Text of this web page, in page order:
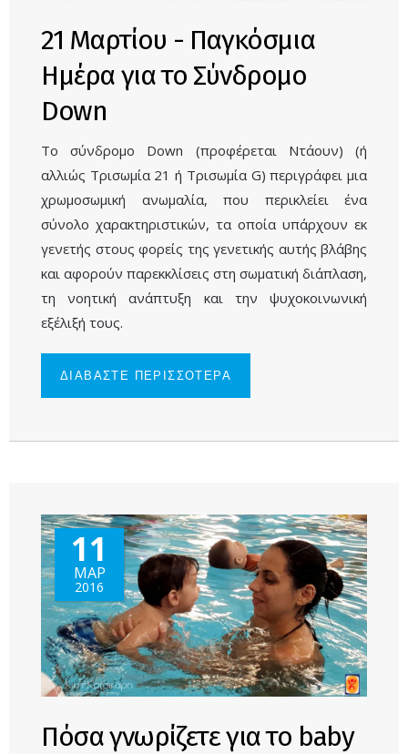
21 Μαρτίου - Παγκόσμια
Ημέρα για το Σύνδρομο
Down
Το σύνδρομο Down (προφέρεται Ντάουν) (ή
αλλιώς Τρισωμία 21 ή Τρισωμία G) περιγράφει μια
χρωμοσωμική ανωμαλία, που περικλείει ένα
σύνολο χαρακτηριστικών, τα οποία υπάρχουν εκ
γενετής στους φορείς της γενετικής αυτής βλάβης
και αφορούν παρεκκλίσεις στη σωματική διάπλαση,
τη νοητική ανάπτυξη και την ψυχοκοινωνική
εξέλιξή τους.
ΔΙΑΒΑΣΤΕ ΠΕΡΙΣΣΟΤΕΡΑ
ΣΥΝΔΡΟΜΟ
11
ΜΑΡ
2016
Πόσα γνωρίζετε για το baby